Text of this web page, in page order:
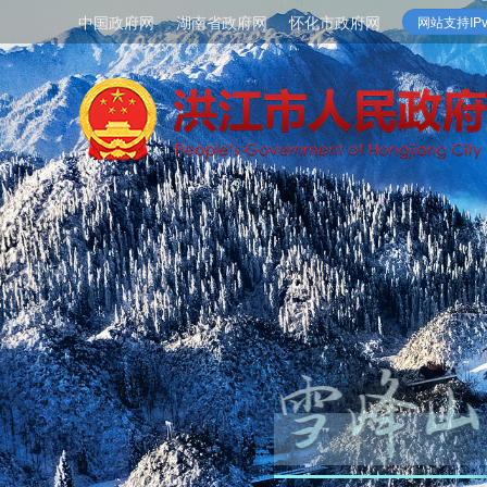
中国政府网 湖南省政府网 怀化市政府网 网站支持